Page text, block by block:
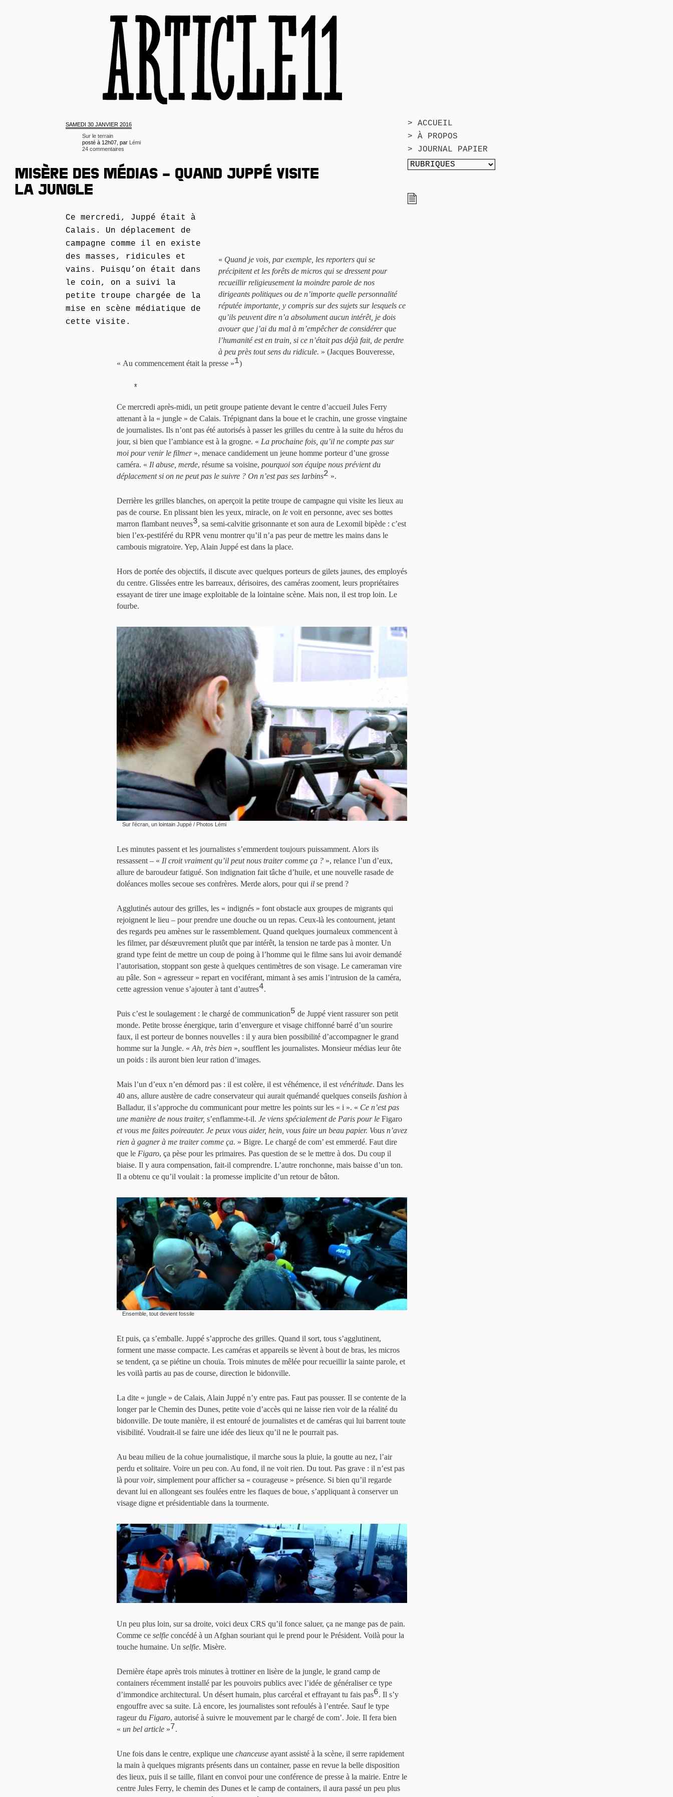
> ACCUEIL
> À PROPOS
> JOURNAL PAPIER
SAMEDI 30 JANVIER 2016
Sur le terrain
posté à 12h07, par Lémi
24 commentaires
MISÈRE DES MÉDIAS – QUAND JUPPÉ VISITE
LA JUNGLE
Ce mercredi, Juppé était à
Calais. Un déplacement de
campagne comme il en existe
des masses, ridicules et
vains. Puisqu’on était dans
le coin, on a suivi la
petite troupe chargée de la
mise en scène médiatique de
cette visite.
« Quand je vois, par exemple, les reporters qui se
précipitent et les forêts de micros qui se dressent pour
recueillir religieusement la moindre parole de nos
dirigeants politiques ou de n’importe quelle personnalité
réputée importante, y compris sur des sujets sur lesquels ce
qu’ils peuvent dire n’a absolument aucun intérêt, je dois
avouer que j’ai du mal à m’empêcher de considérer que
l’humanité est en train, si ce n’était pas déjà fait, de perdre
à peu près tout sens du ridicule. » (Jacques Bouveresse,
« Au commencement était la presse »1)
*
Ce mercredi après-midi, un petit groupe patiente devant le centre d’accueil Jules Ferry
attenant à la « jungle » de Calais. Trépignant dans la boue et le crachin, une grosse vingtaine
de journalistes. Ils n’ont pas été autorisés à passer les grilles du centre à la suite du héros du
jour, si bien que l’ambiance est à la grogne. « La prochaine fois, qu’il ne compte pas sur
moi pour venir le filmer», menace candidement un jeune homme porteur d’une grosse
caméra. « Il abuse, merde, résume sa voisine, pourquoi son équipe nous prévient du
déplacement si on ne peut pas le suivre ? On n’est pas ses larbins2 ».
Derrière les grilles blanches, on aperçoit la petite troupe de campagne qui visite les lieux au
pas de course. En plissant bien les yeux, miracle, on le voit en personne, avec ses bottes
marron flambant neuves3, sa semi-calvitie grisonnante et son aura de Lexomil bipède : c’est
bien l’ex-pestiféré du RPR venu montrer qu’il n’a pas peur de mettre les mains dans le
cambouis migratoire. Yep, Alain Juppé est dans la place.
Hors de portée des objectifs, il discute avec quelques porteurs de gilets jaunes, des employés
du centre. Glissées entre les barreaux, dérisoires, des caméras zooment, leurs propriétaires
essayant de tirer une image exploitable de la lointaine scène. Mais non, il est trop loin. Le
fourbe.
Sur l’écran, un lointain Juppé / Photos Lémi
Les minutes passent et les journalistes s’emmerdent toujours puissamment. Alors ils
ressassent – « Il croit vraiment qu’il peut nous traiter comme ça ? », relance l’un d’eux,
allure de baroudeur fatigué. Son indignation fait tâche d’huile, et une nouvelle rasade de
doléances molles secoue ses confrères. Merde alors, pour qui il se prend ?
Agglutinés autour des grilles, les « indignés » font obstacle aux groupes de migrants qui
rejoignent le lieu – pour prendre une douche ou un repas. Ceux-là les contournent, jetant
des regards peu amènes sur le rassemblement. Quand quelques journaleux commencent à
les filmer, par désœuvrement plutôt que par intérêt, la tension ne tarde pas à monter. Un
grand type feint de mettre un coup de poing à l’homme qui le filme sans lui avoir demandé
l’autorisation, stoppant son geste à quelques centimètres de son visage. Le cameraman vire
au pâle. Son « agresseur » repart en vociférant, mimant à ses amis l’intrusion de la caméra,
cette agression venue s’ajouter à tant d’autres4.
Puis c’est le soulagement : le chargé de communication5 de Juppé vient rassurer son petit
monde. Petite brosse énergique, tarin d’envergure et visage chiffonné barré d’un sourire
faux, il est porteur de bonnes nouvelles : il y aura bien possibilité d’accompagner le grand
homme sur la Jungle. « Ah, très bien », soufflent les journalistes. Monsieur médias leur ôte
un poids : ils auront bien leur ration d’images.
Mais l’un d’eux n’en démord pas : il est colère, il est véhémence, il est vénéritude. Dans les
40 ans, allure austère de cadre conservateur qui aurait quémandé quelques conseils fashion à
Balladur, il s’approche du communicant pour mettre les points sur les « i ». « Ce n’est pas
une manière de nous traiter, s’enflamme-t-il. Je viens spécialement de Paris pour le Figaro
et vous me faites poireauter. Je peux vous aider, hein, vous faire un beau papier. Vous n’avez
rien à gagner à me traiter comme ça. » Bigre. Le chargé de com’ est emmerdé. Faut dire
que le Figaro, ça pèse pour les primaires. Pas question de se le mettre à dos. Du coup il
biaise. Il y aura compensation, fait-il comprendre. L’autre ronchonne, mais baisse d’un ton.
Il a obtenu ce qu’il voulait : la promesse implicite d’un retour de bâton.
Ensemble, tout devient fossile
Et puis, ça s’emballe. Juppé s’approche des grilles. Quand il sort, tous s’agglutinent,
forment une masse compacte. Les caméras et appareils se lèvent à bout de bras, les micros
se tendent, ça se piétine un chouïa. Trois minutes de mêlée pour recueillir la sainte parole, et
les voilà partis au pas de course, direction le bidonville.
La dite « jungle » de Calais, Alain Juppé n’y entre pas. Faut pas pousser. Il se contente de la
longer par le Chemin des Dunes, petite voie d’accès qui ne laisse rien voir de la réalité du
bidonville. De toute manière, il est entouré de journalistes et de caméras qui lui barrent toute
visibilité. Voudrait-il se faire une idée des lieux qu’il ne le pourrait pas.
Au beau milieu de la cohue journalistique, il marche sous la pluie, la goutte au nez, l’air
perdu et solitaire. Voire un peu con. Au fond, il ne voit rien. Du tout. Pas grave : il n’est pas
là pourvoir, simplement pour afficher sa « courageuse » présence. Si bien qu’il regarde
devant lui en allongeant ses foulées entre les flaques de boue, s’appliquant à conserver un
visage digne et présidentiable dans la tourmente.
Un peu plus loin, sur sa droite, voici deux CRS qu’il fonce saluer, ça ne mange pas de pain.
Comme ce selfie concédé à un Afghan souriant qui le prend pour le Président. Voilà pour la
touche humaine. Un selfie. Misère.
Dernière étape après trois minutes à trottiner en lisère de la jungle, le grand camp de
containers récemment installé par les pouvoirs publics avec l’idée de généraliser ce type
d’immondice architectural. Un désert humain, plus carcéral et effrayant tu fais pas6. Il s’y
engouffre avec sa suite. Là encore, les journalistes sont refoulés à l’entrée. Sauf le type
rageur du Figaro, autorisé à suivre le mouvement par le chargé de com’. Joie. Il fera bien
« un bel article »7.
Une fois dans le centre, explique une chanceuse ayant assisté à la scène, il serre rapidement
la main à quelques migrants présents dans un container, passe en revue la belle disposition
des lieux, puis il se taille, filant en convoi pour une conférence de presse à la mairie. Entre le
centre Jules Ferry, le chemin des Dunes et le camp de containers, il aura passé un peu plus